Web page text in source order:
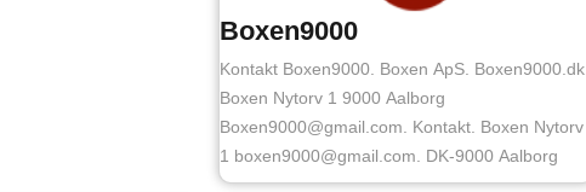
Boxen9000
Kontakt Boxen9000. Boxen ApS. Boxen9000.dk.
Boxen Nytorv 1 9000 Aalborg
Boxen9000@gmail.com. Kontakt. Boxen Nytorv
1 boxen9000@gmail.com. DK-9000 Aalborg